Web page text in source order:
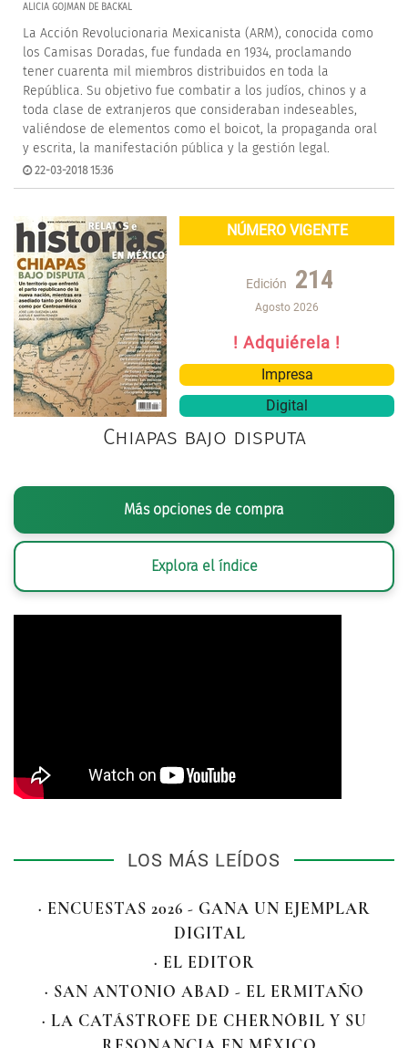
ALICIA GOJMAN DE BACKAL
La Acción Revolucionaria Mexicanista (ARM), conocida como
los Camisas Doradas, fue fundada en 1934, proclamando
tener cuarenta mil miembros distribuidos en toda la
República. Su objetivo fue combatir a los judíos, chinos y a
toda clase de extranjeros que consideraban indeseables,
valiéndose de elementos como el boicot, la propaganda oral
y escrita, la manifestación pública y la gestión legal.
22-03-2018 15:36
NÚMERO VIGENTE
Edición 214
Agosto 2026
! Adquiérela !
Impresa
Digital
Chiapas bajo disputa
Más opciones de compra
Explora el índice
LOS MÁS LEÍDOS
· ENCUESTAS 2026 - GANA UN EJEMPLAR
DIGITAL
· EL EDITOR
· SAN ANTONIO ABAD - EL ERMITAÑO
· LA CATÁSTROFE DE CHERNÓBIL Y SU